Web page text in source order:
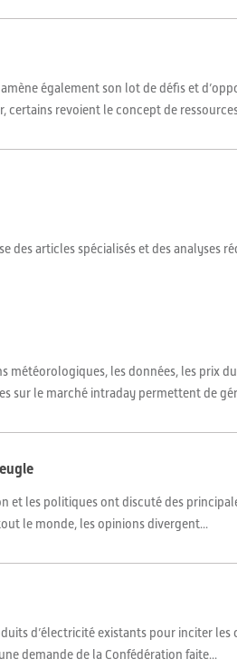
également son lot de défis et
certains revoient le concept de
des articles spécialisés et des analyses
les données, les prix
sur le marché intraday permettent de
et les politiques ont discuté des
le monde, les opinions divergent...
d’électricité existants pour inciter
demande de la Confédération faite...